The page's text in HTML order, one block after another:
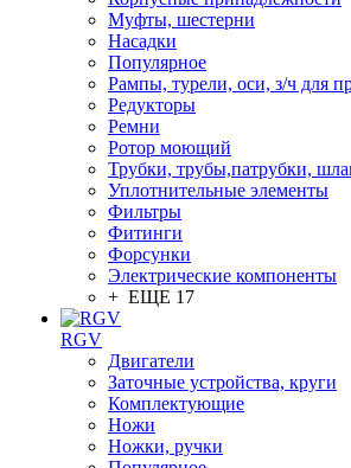
Муфты, шестерни
Насадки
Популярное
Рампы, турели, оси, з/ч для
Редукторы
Ремни
Ротор моющий
Трубки, трубы,патрубки,
Уплотнительные элементы
Фильтры
Фитинги
Форсунки
Электрические компоненты
+ ЕЩЕ 17
RGV
Двигатели
Заточные устройства, круги
Комплектующие
Ножи
Ножки, ручки